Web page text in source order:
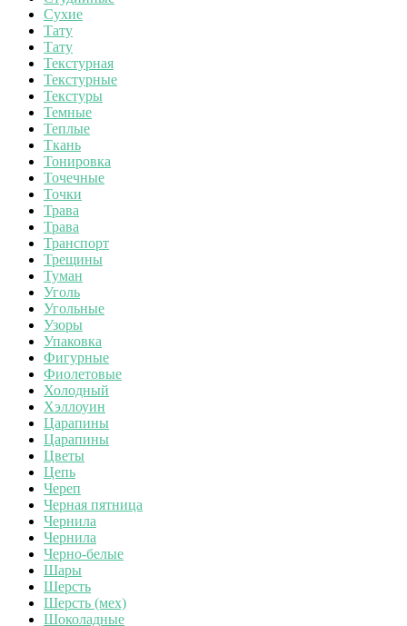
Сухие
Тату
Тату
Текстурная
Текстурные
Текстуры
Темные
Теплые
Ткань
Тонировка
Точечные
Точки
Трава
Трава
Транспорт
Трещины
Туман
Уголь
Угольные
Узоры
Упаковка
Фигурные
Фиолетовые
Холодный
Хэллоуин
Царапины
Царапины
Цветы
Цепь
Череп
Черная пятница
Чернила
Чернила
Черно-белые
Шары
Шерсть
Шерсть (мех)
Шоколадные